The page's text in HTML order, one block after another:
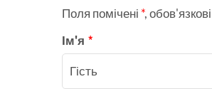
Поля помічені *,
Ім'я *